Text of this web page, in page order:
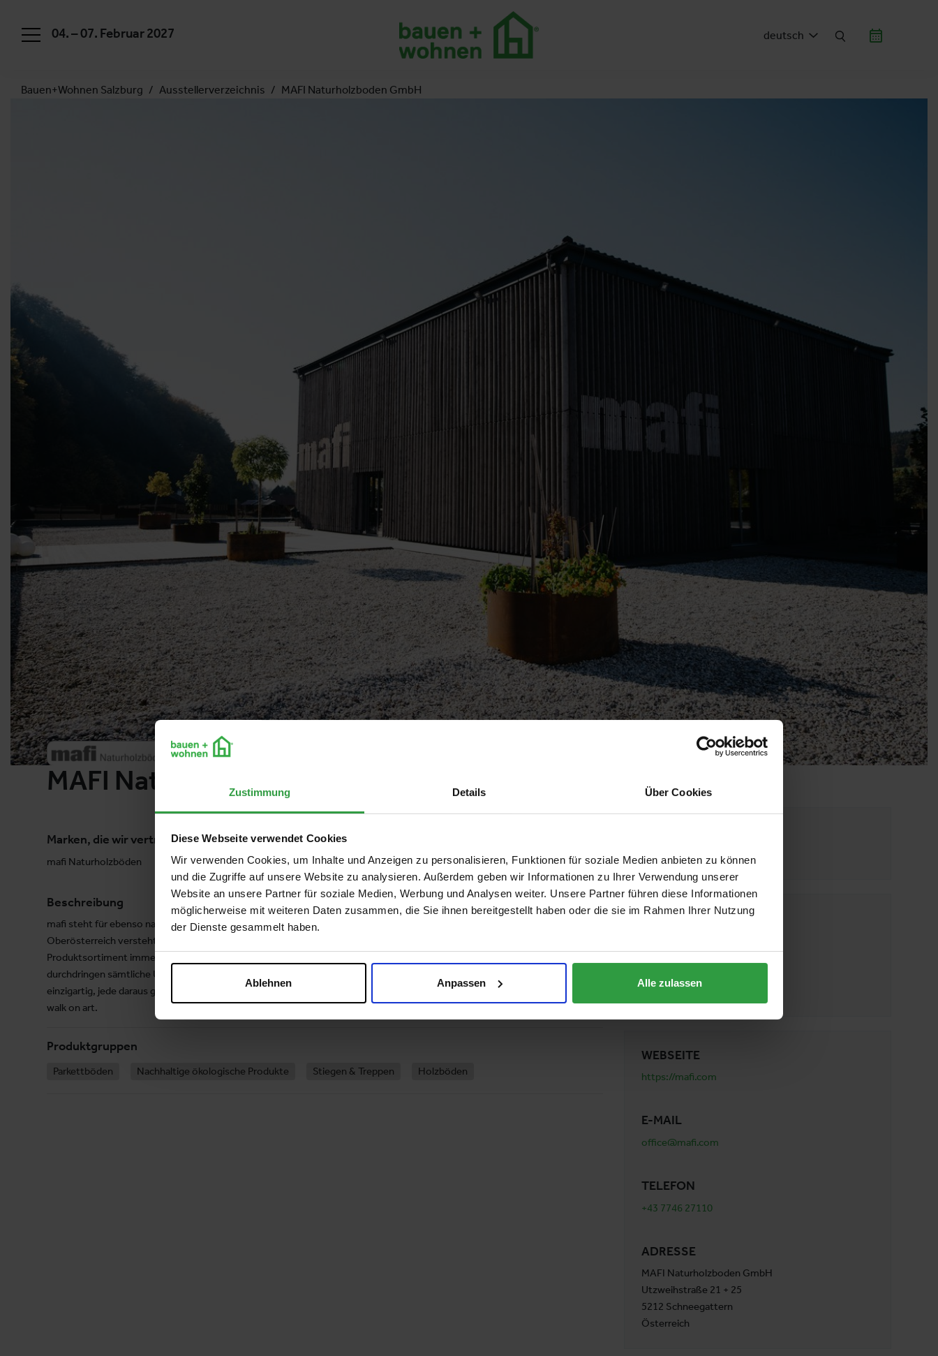
Zustimmung Details Über Cookies
Diese Webseite verwendet Cookies
Wir verwenden Cookies, um Inhalte und Anzeigen zu personalisieren, Funktionen für soziale Medien anbieten zu können
und die Zugriffe auf unsere Website zu analysieren. Außerdem geben wir Informationen zu Ihrer Verwendung unserer
Website an unsere Partner für soziale Medien, Werbung und Analysen weiter. Unsere Partner führen diese Informationen
möglicherweise mit weiteren Daten zusammen, die Sie ihnen bereitgestellt haben oder die sie im Rahmen Ihrer Nutzung
der Dienste gesammelt haben.
Ablehnen Anpassen Alle zulassen
04. – 07. Februar 2027 deutsch
Bauen+Wohnen Salzburg Ausstellerverzeichnis MAFI Naturholzboden GmbH
MAFI Naturholzboden GmbH
Marken, die wir vertreten.
mafi Naturholzböden
Beschreibung
mafi steht für ebenso natürliche wie innovative Naturholzböden. Das Familienunternehmen aus Schneegattern,
Oberösterreich versteht sich als Trendsetter der Holzfußbodenbranche und stellt dies mit seinem ständig wachsenden
Produktsortiment immer wieder unter Beweis. Nachhaltigkeit und Ressourceneffizienz sind Teil der mafi Philosophie und
durchdringen sämtliche Unternehmensbereiche. Dabei verwendet mafi den gesamten Baum. Jedoch ist jeder Baum
einzigartig, jede daraus gewonnene Lamelle ein Unikat. Der Kunde bekommt sein eigens angefertigtes Kunstwerk – mafi :
walk on art.
Produktgruppen
Parkettböden Nachhaltige ökologische Produkte Stiegen & Treppen Holzböden
Stand: 01-0208
FOLLOW US
WEBSEITE
https://mafi.com
E-MAIL
office@mafi.com
TELEFON
+43 7746 27110
ADRESSE
MAFI Naturholzboden GmbH
Utzweihstraße 21 + 25
5212 Schneegattern
Österreich